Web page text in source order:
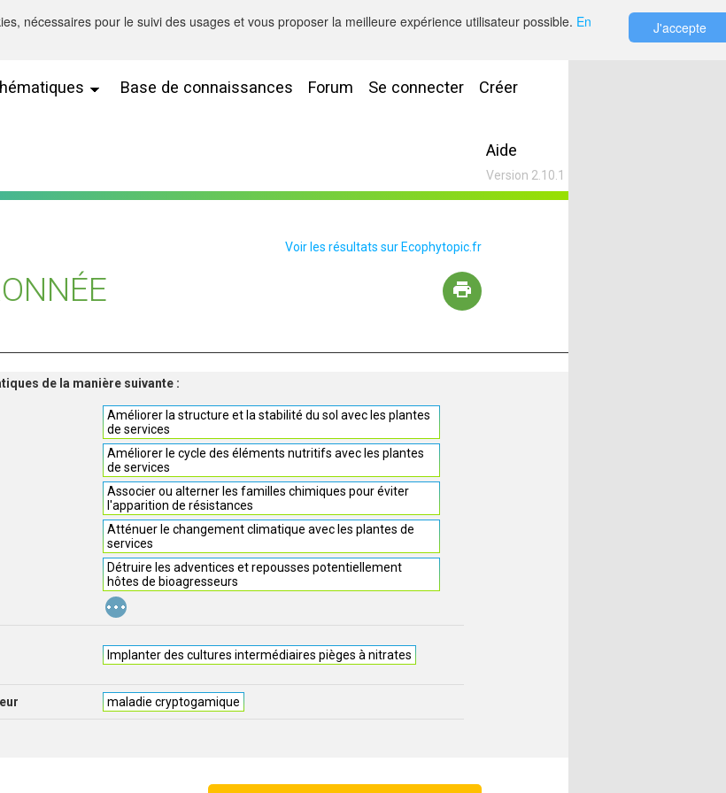
Base de connaissances Forum Se connecter Créer
Aide
Version 2.10.1
Voir les résultats sur Ecophytopic.fr
de la manière suivante :
Améliorer la structure et la stabilité du sol avec les plantes
de services
Améliorer le cycle des éléments nutritifs avec les plantes
de services
Associer ou alterner les familles chimiques pour éviter
l'apparition de résistances
Atténuer le changement climatique avec les plantes de
services
Détruire les adventices et repousses potentiellement
hôtes de bioagresseurs
...
Implanter des cultures intermédiaires pièges à nitrates
maladie cryptogamique
nécessaires pour le suivi des usages et vous proposer la meilleure expérience utilisateur possible. En
J'accepte